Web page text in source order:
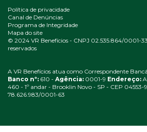
© 2024 VR Benefícios - CNPJ 02.535.864/0001-
reservados
Política de privacidade
Canal de Denúncias
Programa de Integridade
Mapa do site
A VR Benefícios atua como Correspondente
Banco nº: 610 - Agência: 0001-9 Endereço:
460 - 1º andar - Brooklin Novo - SP - CEP 04553-
78.626.983/0001-63